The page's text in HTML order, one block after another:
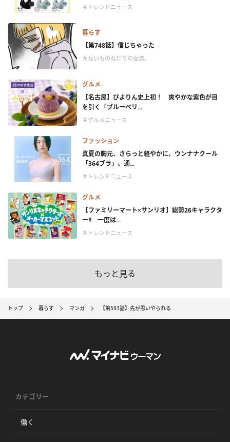
＃トレンドニュース
暮らす
【第748話】信じちゃった
＃ないものねだりの女達。
グルメ
【名古屋】ぴよりん史上初！ 爽やかな紫色が目
を引く「ブルーベリ...
＃グルメニュース
ファッション
真夏の胸元、さらっと軽やかに。ウンナナクール
「364ブラ」、通...
＃トレンドニュース
グルメ
【ファミリーマート×サンリオ】総勢26キャラクタ
ー!! 一度は...
＃トレンドニュース
もっと見る
トップ 暮らす マンガ 【第593話】先が思いやられる
カテゴリー
働く